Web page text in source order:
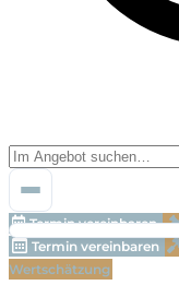
Termin vereinbaren
Termin vereinbaren
Wertschätzung